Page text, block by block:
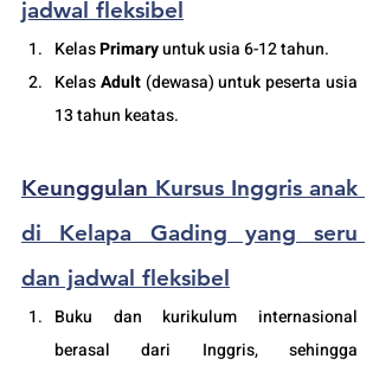
jadwal fleksibel
Kelas Primary untuk usia 6-12 tahun.
Kelas Adult (dewasa) untuk peserta usia
13 tahun keatas.
Keunggulan Kursus Inggris anak
di Kelapa Gading yang seru
dan jadwal fleksibel
Buku dan kurikulum internasional
berasal dari Inggris, sehingga